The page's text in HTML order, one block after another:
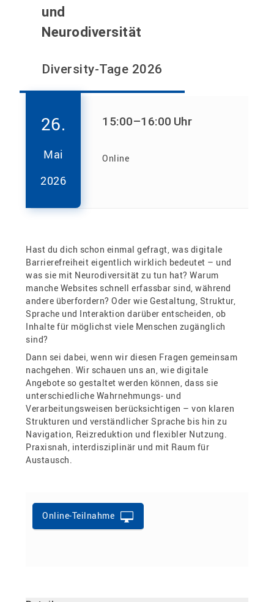
und
Neurodiversität
Diversity-Tage 2026
26.
Mai
2026
15:00–16:00 Uhr
Online
Hast du dich schon einmal gefragt, was digitale
Barrierefreiheit eigentlich wirklich bedeutet – und
was sie mit Neurodiversität zu tun hat? Warum
manche Websites schnell erfassbar sind, während
andere überfordern? Oder wie Gestaltung, Struktur,
Sprache und Interaktion darüber entscheiden, ob
Inhalte für möglichst viele Menschen zugänglich
sind?
Dann sei dabei, wenn wir diesen Fragen gemeinsam
nachgehen. Wir schauen uns an, wie digitale
Angebote so gestaltet werden können, dass sie
unterschiedliche Wahrnehmungs- und
Verarbeitungsweisen berücksichtigen – von klaren
Strukturen und verständlicher Sprache bis hin zu
Navigation, Reizreduktion und flexibler Nutzung.
Praxisnah, interdisziplinär und mit Raum für
Austausch.
Online-Teilnahme